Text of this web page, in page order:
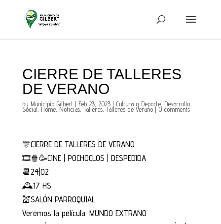
CIERRE DE TALLERES
DE VERANO
by Municipio Gilbert| Feb 23, 2023| Cultura y Deporte, Desarrollo
Social Home, Noticias, Talleres, Talleres de Verano| 0 comments
🎊CIERRE DE TALLERES DE VERANO
🎞️🍿🥳CINE | POCHOCLOS | DESPEDIDA
📆24|02
🕰️17 HS
💒SALÓN PARROQUIAL
Veremos la película: MUNDO EXTRAÑO